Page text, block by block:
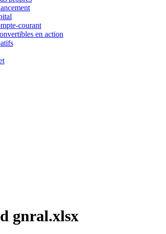
courant
en action
gnral.xlsx